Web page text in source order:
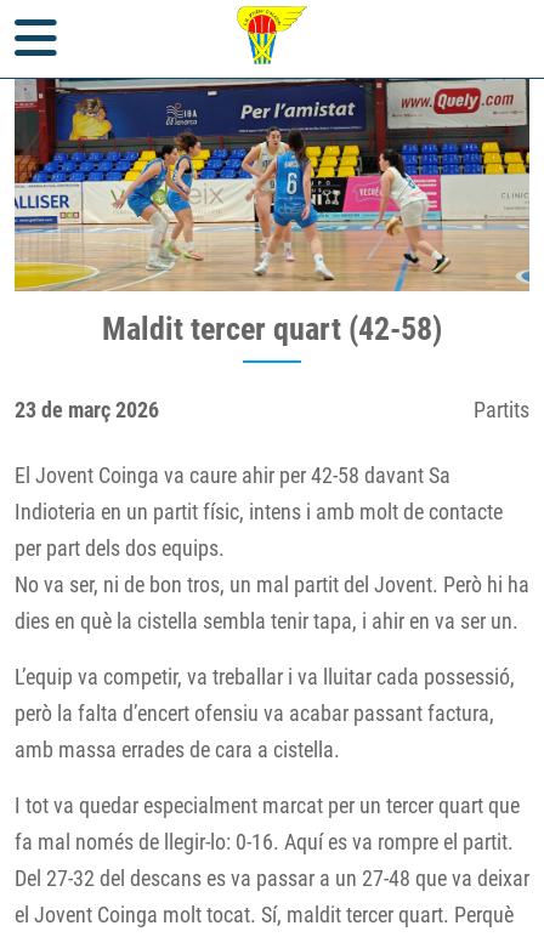
> Maldit tercer quart (42-58)
Maldit tercer quart (42-58)
23 de març 2026 Partits
El Jovent Coinga va caure ahir per 42-58 davant Sa
Indioteria en un partit físic, intens i amb molt de contacte
per part dels dos equips.
No va ser, ni de bon tros, un mal partit del Jovent. Però hi ha
dies en què la cistella sembla tenir tapa, i ahir en va ser un.
L’equip va competir, va treballar i va lluitar cada possessió,
però la falta d’encert ofensiu va acabar passant factura,
amb massa errades de cara a cistella.
I tot va quedar especialment marcat per un tercer quart que
fa mal només de llegir-lo: 0-16. Aquí es va rompre el partit.
Del 27-32 del descans es va passar a un 27-48 que va deixar
el Jovent Coinga molt tocat. Sí, maldit tercer quart. Perquè